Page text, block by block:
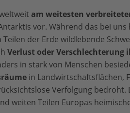
am weitesten
vor. Während das bei
der Erde wildlebende
Verlust oder Verschlechterung
in stark von Menschen
in Landwirtschaftsflächen,
Verfolgung bedroht.
weiten Teilen Europas